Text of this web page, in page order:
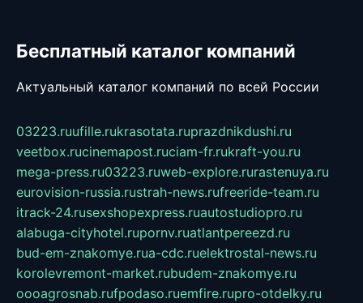
Бесплатный каталог компаний
Актуальный каталог компаний по всей России
03223.ruufille.rukrasotata.ruprazdnikdushi.ru
veetbox.rucinemapost.ruciam-fr.rukraft-you.ru
mega-press.ru03223.ruweb-explore.rurastenuya.ru
eurovision-russia.rustrah-news.rufreeride-team.ru
itrack-24.rusexshopexpress.ruautostudiopro.ru
alabuga-cityhotel.rupornv.ruatlantpereezd.ru
bud-em-znakomye.rua-cdc.ruelektrostal-news.ru
korolevremont-market.rubudem-znakomye.ru
oooagrosnab.rufpodaso.ruemfire.rupro-otdelky.ru